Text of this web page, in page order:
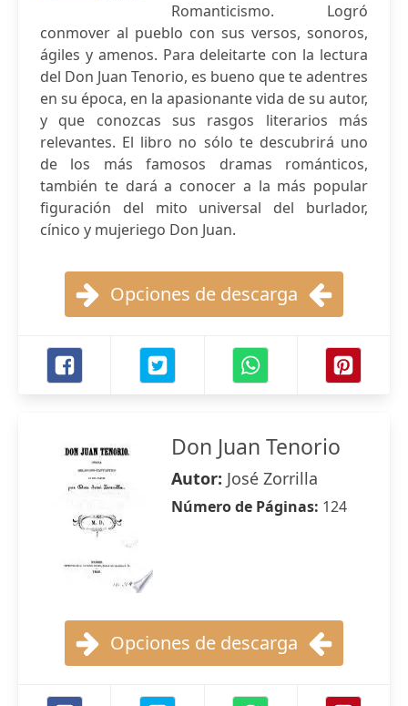
Romanticismo. Logró
conmover al pueblo con sus versos, sonoros,
ágiles y amenos. Para deleitarte con la lectura
del Don Juan Tenorio, es bueno que te adentres
en su época, en la apasionante vida de su autor,
y que conozcas sus rasgos literarios más
relevantes. El libro no sólo te descubrirá uno
de los más famosos dramas románticos,
también te dará a conocer a la más popular
figuración del mito universal del burlador,
cínico y mujeriego Don Juan.
Opciones de descarga
Don Juan Tenorio
Autor: José Zorrilla
Número de Páginas: 124
Opciones de descarga